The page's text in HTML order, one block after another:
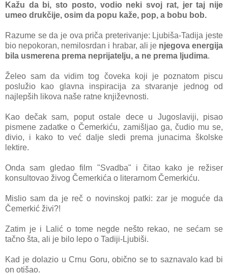
Kažu da bi, sto posto, vodio neki svoj rat, jer taj nije
umeo drukčije, osim da popu kaže, pop, a bobu bob.
Razume se da je ova priča preterivanje: Ljubiša-Tadija jeste
bio nepokoran, nemilosrdan i hrabar, ali je njegova energija
bila usmerena prema neprijatelju, a ne prema ljudima.
Želeo sam da vidim tog čoveka koji je poznatom piscu
poslužio kao glavna inspiracija za stvaranje jednog od
najlepših likova naše ratne književnosti.
Kao dečak sam, poput ostale dece u Jugoslaviji, pisao
pismene zadatke o Čemerkiću, zamišljao ga, čudio mu se,
divio, i kako to već dalje sledi prema junacima školske
lektire.
Onda sam gledao film "Svadba" i čitao kako je režiser
konsultovao živog Čemerkića o literarnom Čemerkiću.
Mislio sam da je reč o novinskoj patki: zar je moguće da
Čemerkić živi?!
Zatim je i Lalić o tome negde nešto rekao, ne sećam se
tačno šta, ali je bilo lepo o Tadiji-Ljubiši.
Kad je dolazio u Crnu Goru, obično se to saznavalo kad bi
on otišao.